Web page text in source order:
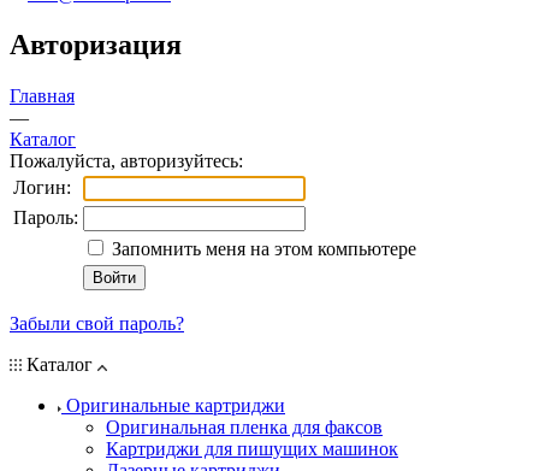
Авторизация
Главная
—
Каталог
Пожалуйста, авторизуйтесь:
Логин:
Пароль:
Запомнить меня на этом компьютере
Забыли свой пароль?
Каталог
Оригинальные картриджи
Оригинальная пленка для факсов
Картриджи для пишущих машинок